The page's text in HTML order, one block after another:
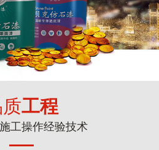
工程
工操作经验技术